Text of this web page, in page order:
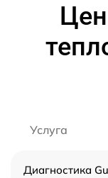
Услуга
Диагностика